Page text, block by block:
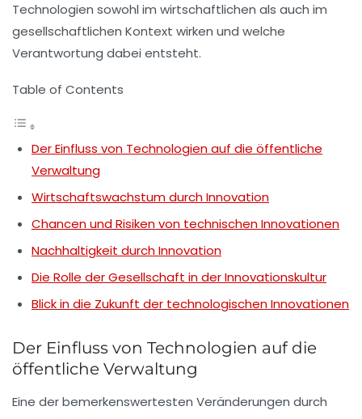
Technologien sowohl im wirtschaftlichen als auch im
gesellschaftlichen Kontext wirken und welche
Verantwortung dabei entsteht.
Table of Contents
Der Einfluss von Technologien auf die öffentliche
Verwaltung
Wirtschaftswachstum durch Innovation
Chancen und Risiken von technischen Innovationen
Nachhaltigkeit durch Innovation
Die Rolle der Gesellschaft in der Innovationskultur
Blick in die Zukunft der technologischen Innovationen
Der Einfluss von Technologien auf die
öffentliche Verwaltung
Eine der bemerkenswertesten Veränderungen durch